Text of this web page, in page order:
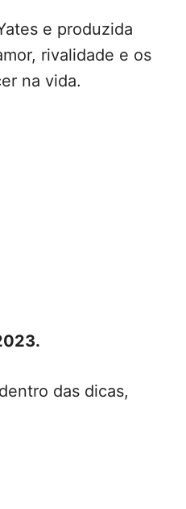
e produzida
rivalidade e os
na vida.
das dicas,